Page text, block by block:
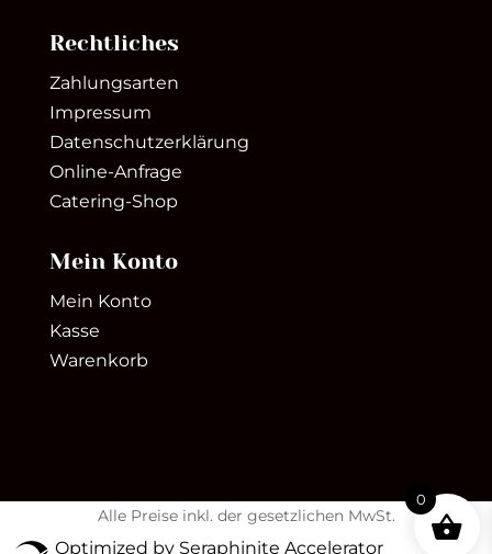
Rechtliches
Zahlungsarten
Impressum
Datenschutzerklärung
Online-Anfrage
Catering-Shop
Mein Konto
Mein Konto
Kasse
Warenkorb
Alle Preise inkl. der gesetzlichen MwSt.
0
Optimized by Seraphinite Accelerator